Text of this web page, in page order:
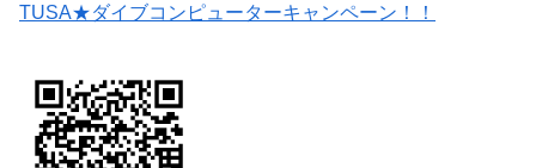
TUSA★ダイブコンピューターキャンペーン！！